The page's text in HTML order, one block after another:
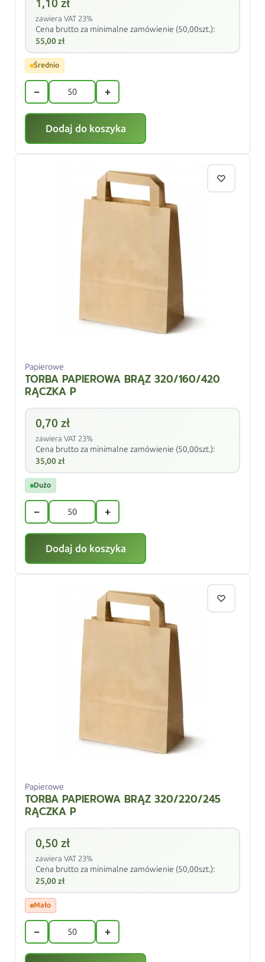
1,10zł
zawiera VAT 23%
Cena brutto za minimalne zamówienie (50,00szt.):
55,00zł
Średnio
− +
Dodaj do koszyka
Papierowe
TORBA PAPIEROWA BRĄZ 320/160/420
RĄCZKA P
0,70zł
zawiera VAT 23%
Cena brutto za minimalne zamówienie (50,00szt.):
35,00zł
Dużo
− +
Dodaj do koszyka
Papierowe
TORBA PAPIEROWA BRĄZ 320/220/245
RĄCZKA P
0,50zł
zawiera VAT 23%
Cena brutto za minimalne zamówienie (50,00szt.):
25,00zł
Mało
− +